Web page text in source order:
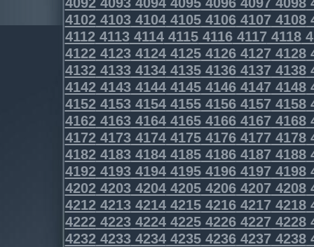
4102410341044105410641074108
4112411341144115411641174118
4122412341244125412641274128
4132413341344135413641374138
4142414341444145414641474148
4152415341544155415641574158
4162416341644165416641674168
4172417341744175417641774178
4182418341844185418641874188
4192419341944195419641974198
4202420342044205420642074208
4212421342144215421642174218
4222422342244225422642274228
4232423342344235423642374238